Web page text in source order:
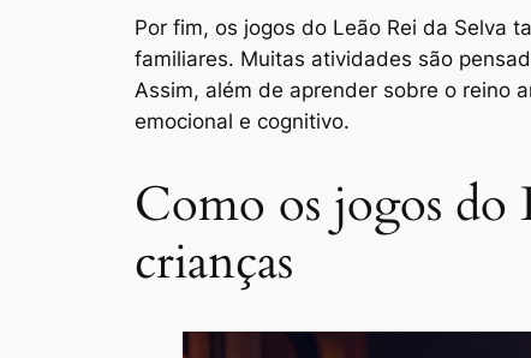
Por fim, os jogos do Leão Rei da Selva
familiares. Muitas atividades são
Assim, além de aprender sobre o reino
emocional e cognitivo.
Como os jogos do
crianças